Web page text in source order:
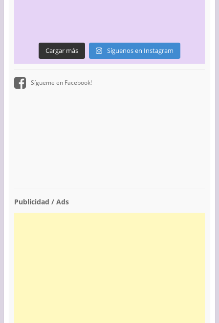
Cargar más Síguenos en Instagram
Sígueme en Facebook!
Publicidad / Ads